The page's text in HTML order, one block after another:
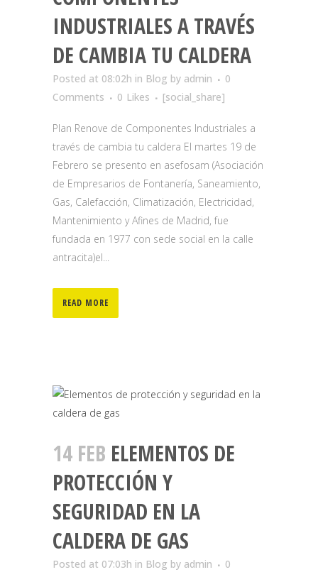
INDUSTRIALES A TRAVÉS
DE CAMBIA TU CALDERA
Posted at 08:02h in Blog by admin
0
Comments
0 Likes [social_share]
Plan Renove de Componentes Industriales a
través de cambia tu caldera El martes 19 de
Febrero se presento en asefosam (Asociación
de Empresarios de Fontanería, Saneamiento,
Gas, Calefacción, Climatización, Electricidad,
Mantenimiento y Afines de Madrid, fue
fundada en 1977 con sede social en la calle
antracita)el...
READ MORE
14 FEB ELEMENTOS DE
PROTECCIÓN Y
SEGURIDAD EN LA
CALDERA DE GAS
Posted at 07:03h in Blog by admin
0